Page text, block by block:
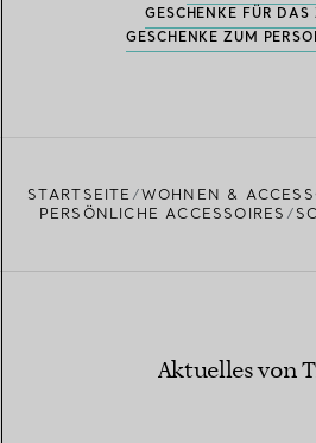
GESCHENKE FÜR DAS
GESCHENKE ZUM
STARTSEITE WOHNEN &
PERSÖNLICHE ACCESSOIRES
Aktuelles von